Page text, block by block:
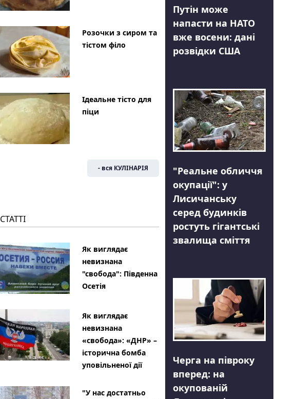
Розочки з сиром та
тістом філо
Ідеальне тісто для
піци
- вся КУЛІНАРІЯ
СТАТТІ
Як виглядає
невизнана
"свобода": Південна
Осетія
Як виглядає
невизнана
«свобода»: «ДНР» –
історична бомба
уповільненої дії
"У нас достатньо
Путін може
напасти на НАТО
вже восени: дані
розвідки США
"Реальне обличчя
окупації": у
Лисичанську
серед будинків
ростуть гігантські
звалища сміття
Черга на півроку
вперед: на
окупованій